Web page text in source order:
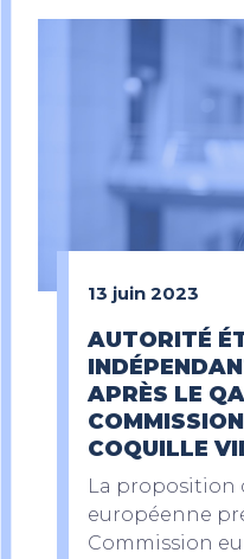
13 juin 2023
AUTORITÉ
APRÈS LE
COQUILLE
La proposition
européenne
Commission